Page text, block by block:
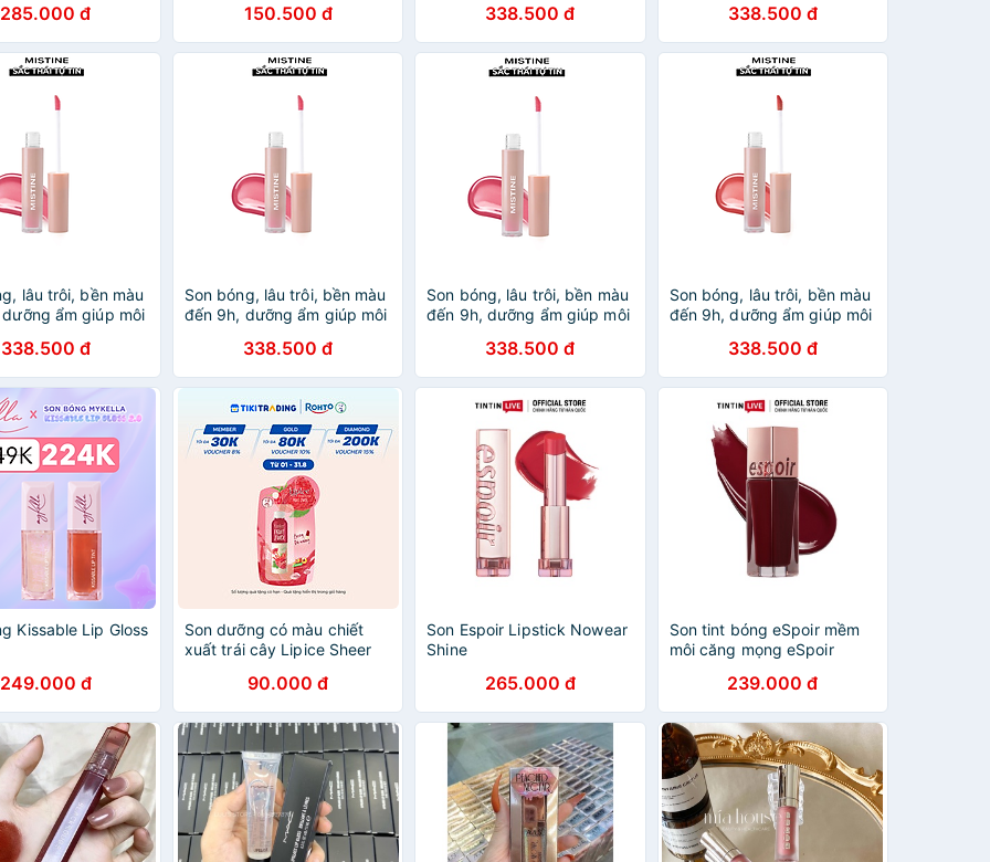
285.000 đ
Maybelline New York 5.4ML
150.500 đ
Me Long Watering Lip Gloss
1.6g No.08
338.500 đ
Me Long Watering Lip Gloss
1.6g No.07
338.500 đ
lâu trôi, bền màu
ẩm giúp môi
Watering Lip Gloss
338.500 đ
Son bóng, lâu trôi, bền màu
đến 9h, dưỡng ẩm giúp môi
Me Long Watering Lip Gloss
1.6g No.05
338.500 đ
Son bóng, lâu trôi, bền màu
đến 9h, dưỡng ẩm giúp môi
Me Long Watering Lip Gloss
1.6g No.02
338.500 đ
Son bóng, lâu trôi, bền màu
đến 9h, dưỡng ẩm giúp môi
Me Long Watering Lip Gloss
1.6g No.01
338.500 đ
Kissable Lip Gloss
249.000 đ
Son dưỡng có màu chiết
xuất trái cây Lipice Sheer
90.000 đ
Son Espoir Lipstick Nowear
Shine
265.000 đ
Son tint bóng eSpoir mềm
môi căng mọng eSpoir
239.000 đ